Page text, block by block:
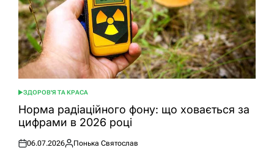
ОПУБЛІКУВАТИ
У
ЗДОРОВ'Я ТА КРАСА
Норма радіаційного фону: що ховається за
цифрами в 2026 році
Оприлюднено
06.07.2026
Опубліковано
Понька Святослав